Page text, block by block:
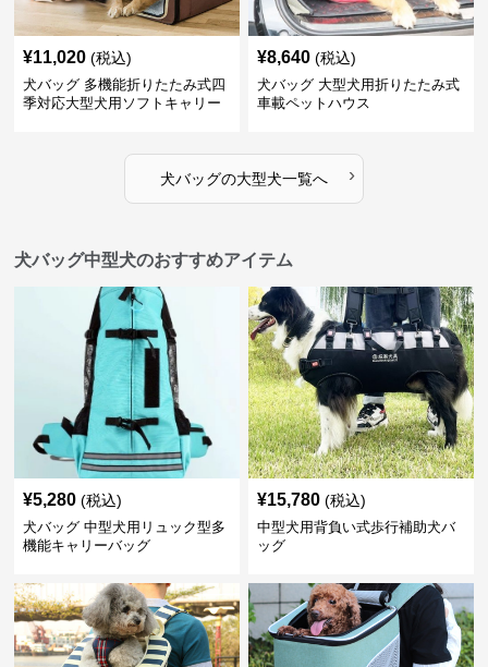
¥11,020 (税込)
犬バッグ 多機能折りたたみ式四
季対応大型犬用ソフトキャリー
¥8,640 (税込)
犬バッグ 大型犬用折りたたみ式
車載ペットハウス
犬バッグの大型犬一覧へ ›
犬バッグ中型犬のおすすめアイテム
¥5,280 (税込)
犬バッグ 中型犬用リュック型多
機能キャリーバッグ
¥15,780 (税込)
中型犬用背負い式歩行補助犬バ
ッグ